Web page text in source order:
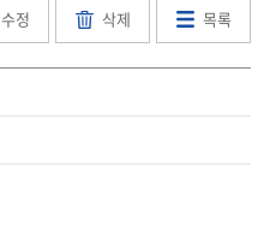
수정 삭제 목록